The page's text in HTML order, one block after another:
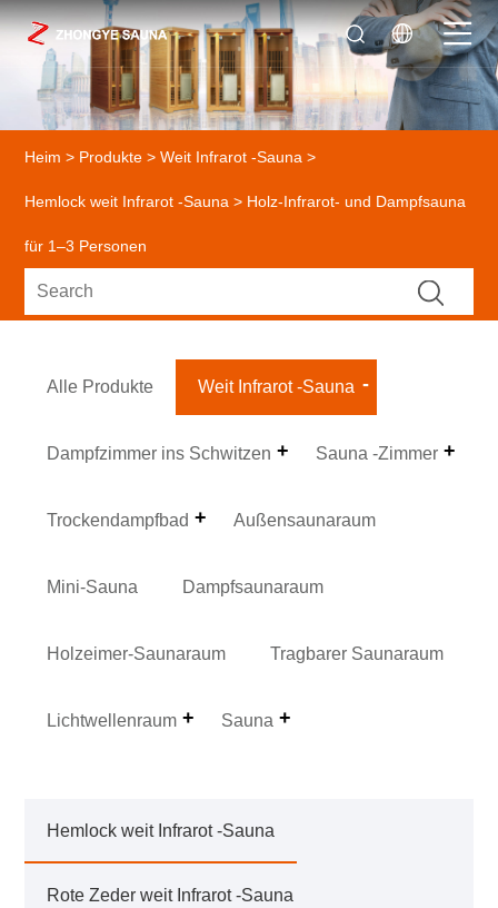
Heim > Produkte >Weit Infrarot -Sauna >
Hemlock weit Infrarot -Sauna > Holz-Infrarot- und Dampfsauna
für 1–3 Personen
Alle Produkte Weit Infrarot -Sauna
Dampfzimmer ins Schwitzen Sauna -Zimmer
Trockendampfbad Außensaunaraum
Mini-Sauna Dampfsaunaraum
Holzeimer-Saunaraum Tragbarer Saunaraum
Lichtwellenraum Sauna
Hemlock weit Infrarot -Sauna
Rote Zeder weit Infrarot -Sauna